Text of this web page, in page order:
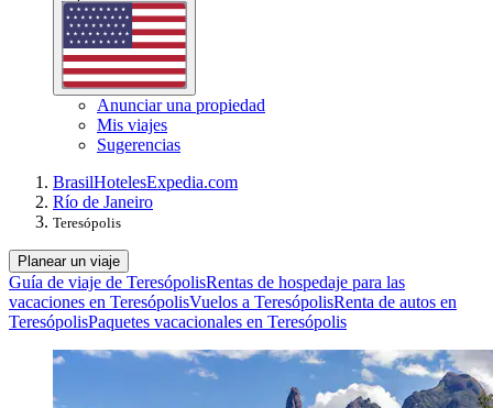
Anunciar una propiedad
Mis viajes
Sugerencias
BrasilHotelesExpedia.com
Río de Janeiro
Teresópolis
Planear un viaje
Guía de viaje de TeresópolisRentas de hospedaje para las
vacaciones en TeresópolisVuelos a TeresópolisRenta de autos en
TeresópolisPaquetes vacacionales en Teresópolis